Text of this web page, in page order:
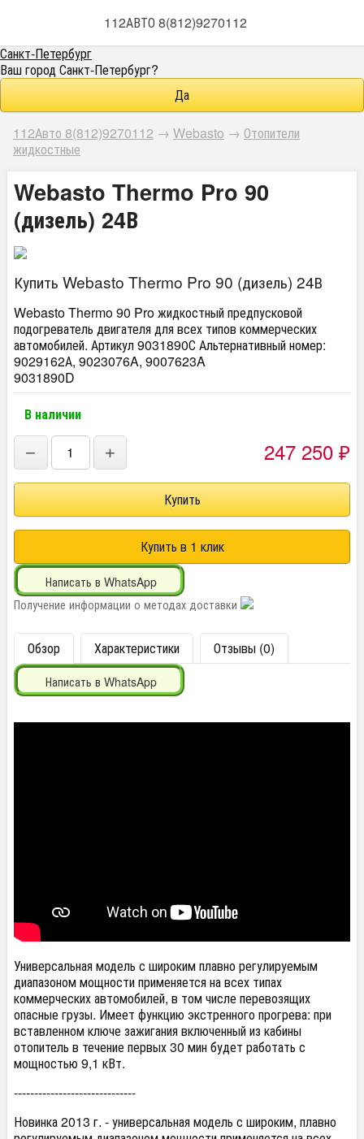
112АВТО 8(812)9270112
Санкт-Петербург
Ваш городСанкт-Петербург?
112Авто 8(812)9270112 → Webasto → Отопители
жидкостные
Webasto Thermo Pro 90
(дизель) 24В
Купить Webasto Thermo Pro 90 (дизель) 24В
Webasto Thermo 90 Pro жидкостный предпусковой
подогреватель двигателя для всех типов коммерческих
автомобилей. Артикул 9031890С Альтернативный номер:
9029162А, 9023076A, 9007623A
9031890D
В наличии
− + 247 250 ₽
Написать в WhatsApp
Получение информации о методах доставки
Обзор Характеристики Отзывы (0)
Написать в WhatsApp
Универсальная модель с широким плавно регулируемым
диапазоном мощности применяется на всех типах
коммерческих автомобилей, в том числе перевозящих
опасные грузы. Имеет функцию экстренного прогрева: при
вставленном ключе зажигания включенный из кабины
отопитель в течение первых 30 мин будет работать с
мощностью 9,1 кВт.
------------------------------
Новинка 2013 г. - универсальная модель с широким, плавно